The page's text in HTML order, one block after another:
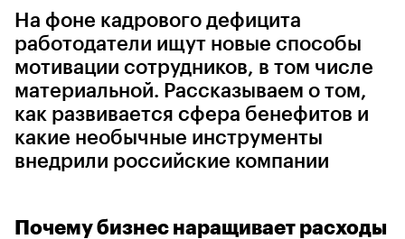
На фоне кадрового дефицита
работодатели ищут новые способы
мотивации сотрудников, в том числе
материальной. Рассказываем о том,
как развивается сфера бенефитов и
какие необычные инструменты
внедрили российские компании
Почему бизнес наращивает расходы